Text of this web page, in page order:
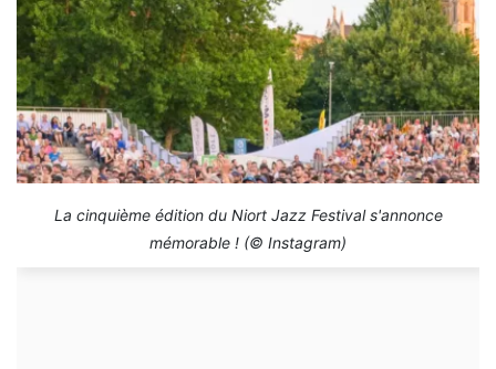
La cinquième édition du Niort Jazz Festival s'annonce
mémorable ! (© Instagram)